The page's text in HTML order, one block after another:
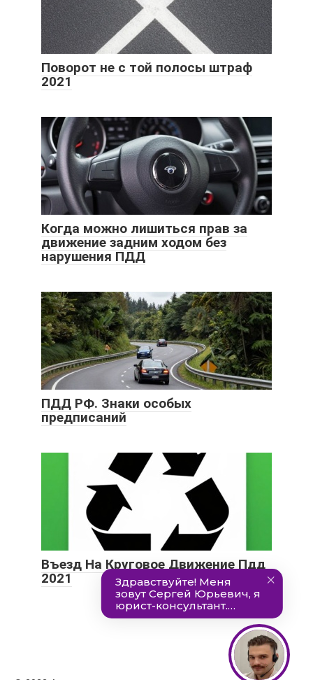
Поворот не с той полосы штраф
2021
Когда можно лишиться прав за
движение задним ходом без
нарушения ПДД
ПДД РФ. Знаки особых
предписаний
Въезд На Круговое Движение Пдд
2021